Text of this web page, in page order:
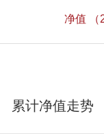
净值 （
累计净值走势